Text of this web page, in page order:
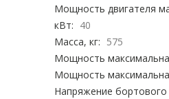
Мощность двигателя
кВт: 40
Масса, кг: 575
Мощность
Мощность
Напряжение бортового